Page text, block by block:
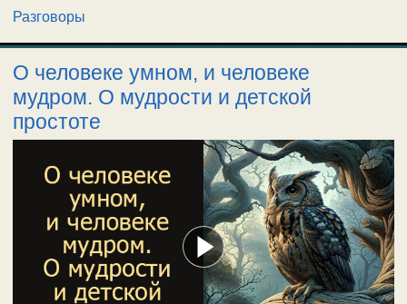
Разговоры
О человеке умном, и человеке
мудром. О мудрости и детской
простоте